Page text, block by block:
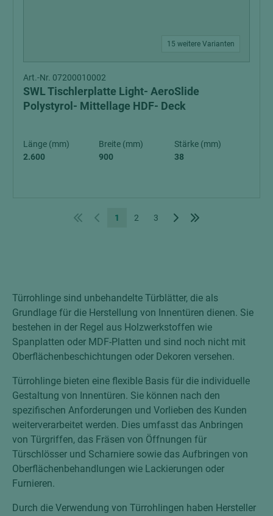
15 weitere Varianten
Art.-Nr. 07200010002
SWL Tischlerplatte Light- AeroSlide
Polystyrol- Mittellage HDF- Deck
Länge (mm)
2.600
Breite (mm)
900
Stärke (mm)
38
1 2 3
Türrohlinge sind unbehandelte Türblätter, die als
Grundlage für die Herstellung von Innentüren dienen. Sie
bestehen in der Regel aus Holzwerkstoffen wie
Spanplatten oder MDF-Platten und sind noch nicht mit
Oberflächenbeschichtungen oder Dekoren versehen.
Türrohlinge bieten eine flexible Basis für die individuelle
Gestaltung von Innentüren. Sie können nach den
spezifischen Anforderungen und Vorlieben des Kunden
weiterverarbeitet werden. Dies umfasst das Anbringen
von Türgriffen, das Fräsen von Öffnungen für
Türschlösser und Scharniere sowie das Aufbringen von
Oberflächenbehandlungen wie Lackierungen oder
Furnieren.
Durch die Verwendung von Türrohlingen haben Hersteller